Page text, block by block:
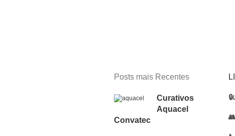
Posts mais Recentes
Curativos
Aquacel
Convatec
🔒
👥